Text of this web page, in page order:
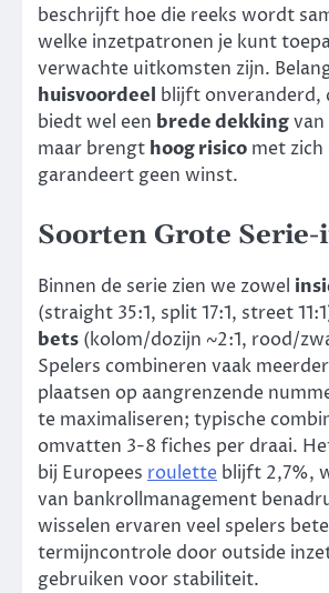
beschrijft hoe die reeks wordt
welke inzetpatronen je kunt
verwachte uitkomsten zijn.
huisvoordeel blijft onveranderd,
biedt wel een brede dekking
maar brengt hoog risico met zich
garandeert geen winst.
Soorten Grote
Binnen de serie zien we zowel
(straight 35:1, split 17:1, street
bets (kolom/dozijn ~2:1, rood/
Spelers combineren vaak
plaatsen op aangrenzende
te maximaliseren; typische
omvatten 3-8 fiches per draai.
bij Europees roulette blijft 2,7%,
van bankrollmanagement
wisselen ervaren veel spelers
termijncontrole door outside
gebruiken voor stabiliteit.